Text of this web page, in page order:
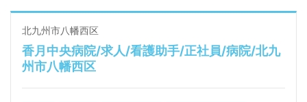
北九州市八幡西区
香月中央病院/求人/看護助手/正社員/病院/北九
州市八幡西区